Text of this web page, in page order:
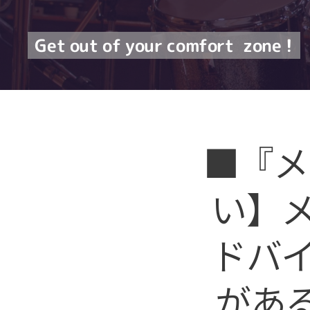
Get out of your comfort zone !
■『
い】
ドバ